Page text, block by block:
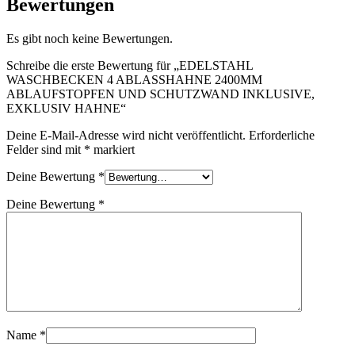
Bewertungen
Es gibt noch keine Bewertungen.
Schreibe die erste Bewertung für „EDELSTAHL
WASCHBECKEN 4 ABLASSHAHNE 2400MM
ABLAUFSTOPFEN UND SCHUTZWAND INKLUSIVE,
EXKLUSIV HAHNE“
Deine E-Mail-Adresse wird nicht veröffentlicht. Erforderliche
Felder sind mit * markiert
Deine Bewertung *
Deine Bewertung *
Name *